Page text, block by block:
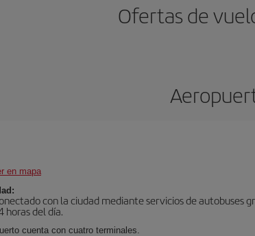
Ofertas de
en mapa
con la ciudad mediante servicios de
horas del día.
cuenta con cuatro terminales.